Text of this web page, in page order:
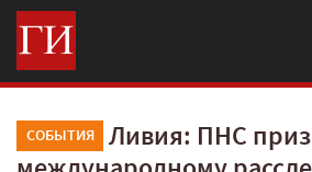
СОБЫТИЯ
Ливия: ПНС